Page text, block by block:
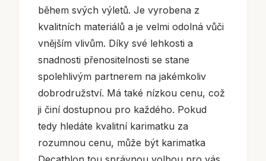
během svých výletů. Je vyrobena z
kvalitních materiálů a je velmi odolná vůči
vnějším vlivům. Díky své lehkosti a
snadnosti přenositelnosti se stane
spolehlivým partnerem na jakémkoliv
dobrodružství. Má také nízkou cenu, což
ji činí dostupnou pro každého. Pokud
tedy hledáte kvalitní karimatku za
rozumnou cenu, může být karimatka